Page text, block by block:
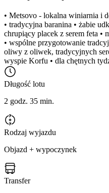
• Metsovo - lokalna winiarnia i
• tradycyjna baranina • żabie
chrupiący placek z serem feta
• wspólne przygotowanie
oliwy z oliwek, tradycyjnych
wyspie Korfu • dla chętnych
Długość lotu
2 godz. 35 min.
Rodzaj wyjazdu
Objazd + wypoczynek
Transfer